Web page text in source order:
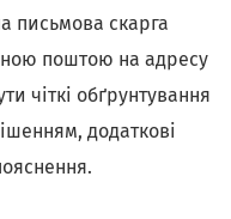
письмова скарга
поштою на адресу
чіткі обґрунтування
додаткові